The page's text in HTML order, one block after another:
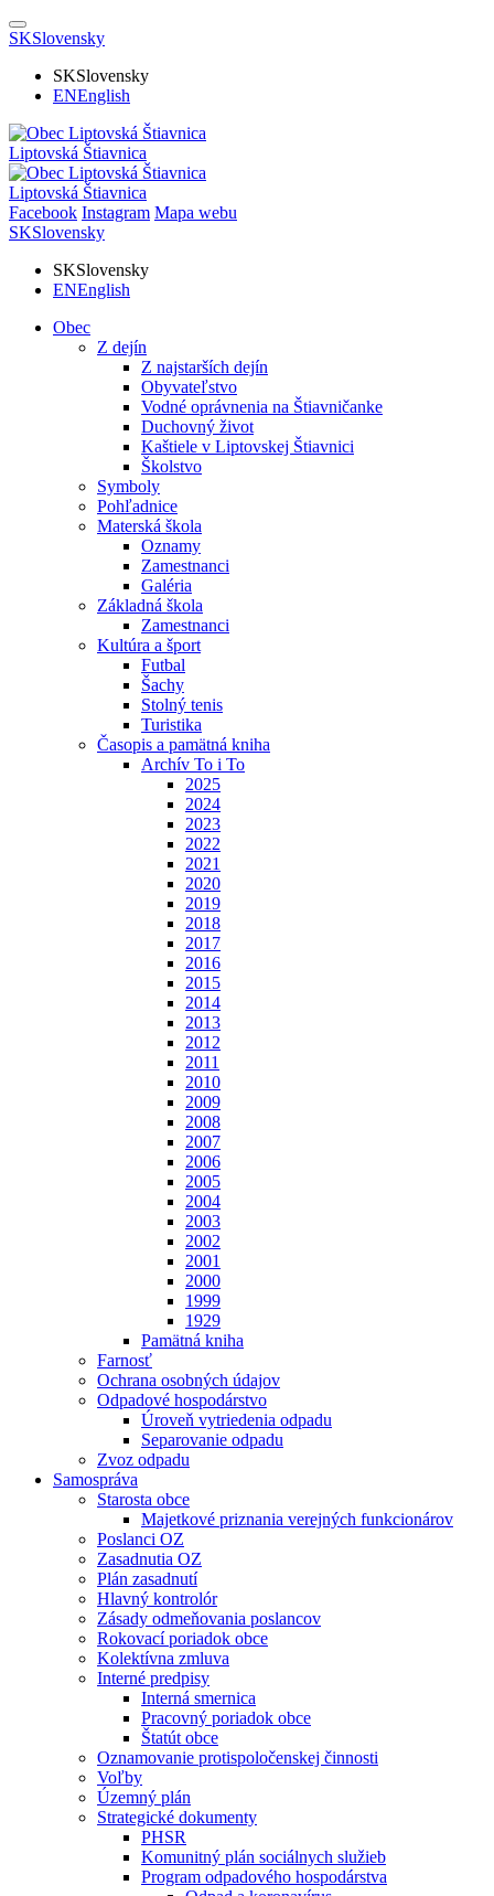
SKSlovensky
SKSlovensky
ENEnglish
Liptovská Štiavnica
Liptovská Štiavnica
Facebook Instagram Mapa webu
SKSlovensky
SKSlovensky
ENEnglish
Obec
Z dejín
Z najstarších dejín
Obyvateľstvo
Vodné oprávnenia na Štiavničanke
Duchovný život
Kaštiele v Liptovskej Štiavnici
Školstvo
Symboly
Pohľadnice
Materská škola
Oznamy
Zamestnanci
Galéria
Základná škola
Zamestnanci
Kultúra a šport
Futbal
Šachy
Stolný tenis
Turistika
Časopis a pamätná kniha
Archív To i To
2025
2024
2023
2022
2021
2020
2019
2018
2017
2016
2015
2014
2013
2012
2011
2010
2009
2008
2007
2006
2005
2004
2003
2002
2001
2000
1999
1929
Pamätná kniha
Farnosť
Ochrana osobných údajov
Odpadové hospodárstvo
Úroveň vytriedenia odpadu
Separovanie odpadu
Zvoz odpadu
Samospráva
Starosta obce
Majetkové priznania verejných funkcionárov
Poslanci OZ
Zasadnutia OZ
Plán zasadnutí
Hlavný kontrolór
Zásady odmeňovania poslancov
Rokovací poriadok obce
Kolektívna zmluva
Interné predpisy
Interná smernica
Pracovný poriadok obce
Štatút obce
Oznamovanie protispoločenskej činnosti
Voľby
Územný plán
Strategické dokumenty
PHSR
Komunitný plán sociálnych služieb
Program odpadového hospodárstva